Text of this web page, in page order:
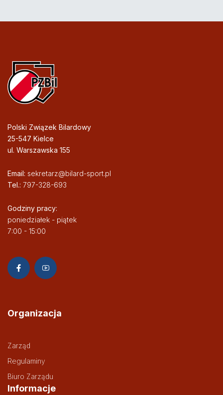
Polski Związek Bilardowy
25-547 Kielce
ul. Warszawska 155
Email: sekretarz@bilard-sport.pl
Tel.: 797-328-693
Godziny pracy:
poniedziałek - piątek
7:00 - 15:00
Organizacja
Zarząd
Regulaminy
Biuro Zarządu
Informacje